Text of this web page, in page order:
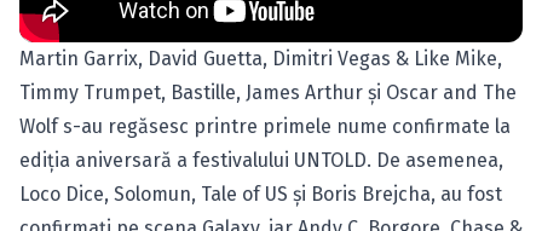
Martin Garrix, David Guetta, Dimitri Vegas & Like Mike,
Timmy Trumpet, Bastille, James Arthur şi Oscar and The
Wolf s-au regăsesc printre primele nume confirmate la
ediţia aniversară a festivalului UNTOLD. De asemenea,
Loco Dice, Solomun, Tale of US şi Boris Brejcha, au fost